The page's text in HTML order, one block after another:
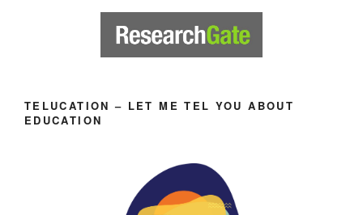
TELUCATION – LET ME TEL YOU ABOUT
EDUCATION